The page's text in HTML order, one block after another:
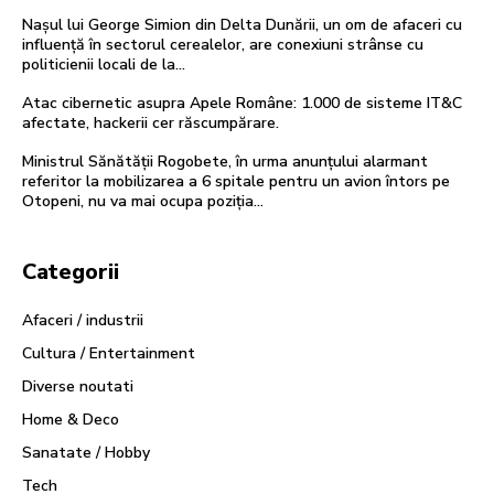
Nașul lui George Simion din Delta Dunării, un om de afaceri cu
influență în sectorul cerealelor, are conexiuni strânse cu
politicienii locali de la...
Atac cibernetic asupra Apele Române: 1.000 de sisteme IT&C
afectate, hackerii cer răscumpărare.
Ministrul Sănătății Rogobete, în urma anunțului alarmant
referitor la mobilizarea a 6 spitale pentru un avion întors pe
Otopeni, nu va mai ocupa poziția...
Categorii
Afaceri / industrii
Cultura / Entertainment
Diverse noutati
Home & Deco
Sanatate / Hobby
Tech